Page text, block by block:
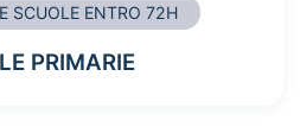
SCUOLE ENTRO 72H
PRIMARIE